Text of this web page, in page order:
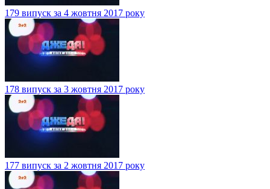
179 випуск за 4 жовтня 2017 року
178 випуск за 3 жовтня 2017 року
177 випуск за 2 жовтня 2017 року